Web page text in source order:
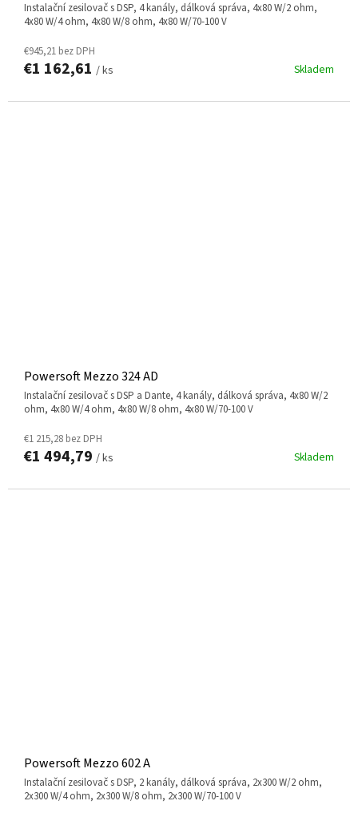
instalační zesilovač s DSP, 4 kanály, dálková správa, 4x80 W/2 ohm,
4x80 W/4 ohm, 4x80 W/8 ohm, 4x80 W/70-100 V
Skladem
€945,21 bez DPH
€1 162,61 / ks
Powersoft Mezzo 324 AD
instalační zesilovač s DSP a Dante, 4 kanály, dálková správa, 4x80 W/2
ohm, 4x80 W/4 ohm, 4x80 W/8 ohm, 4x80 W/70-100 V
Skladem
€1 215,28 bez DPH
€1 494,79 / ks
Powersoft Mezzo 602 A
instalační zesilovač s DSP, 2 kanály, dálková správa, 2x300 W/2 ohm,
2x300 W/4 ohm, 2x300 W/8 ohm, 2x300 W/70-100 V